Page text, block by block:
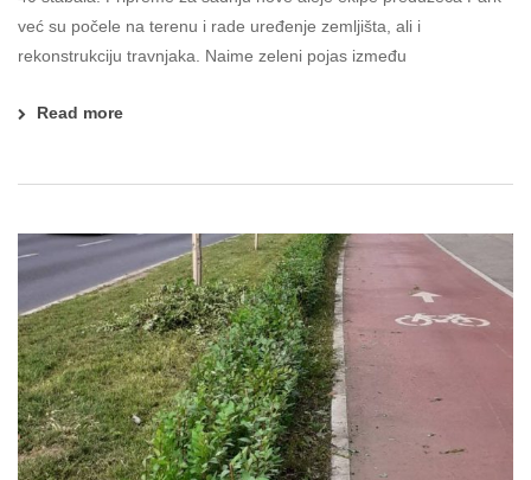
već su počele na terenu i rade uređenje zemljišta, ali i
rekonstrukciju travnjaka. Naime zeleni pojas između
Read more